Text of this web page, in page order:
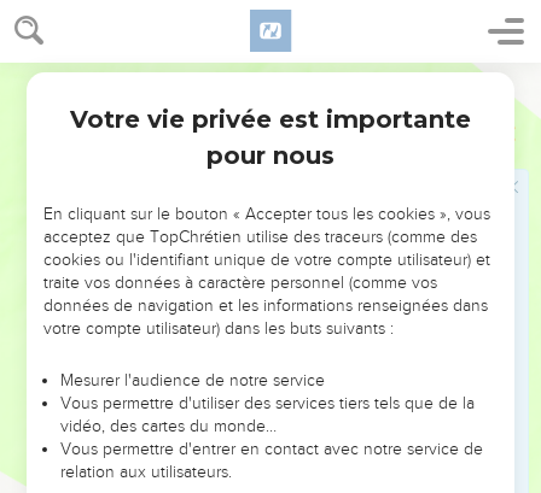
Psaumes 74
rends secs des fleuves toujours pleins d’eau.
Le jour est à toi, la nuit est à toi, toi qui as créé la lune et le
soleil.
Tu as fixé toutes les limites de la terre, et c’est toi qui as
et un peuple stupide méprise ton nom !
Ne livre pas aux bêtes sauvages la vie de ton peuple très
aimé. N’oublie pas pour toujours la vie des malheureux de
ton peuple !
Sois attentif à ton alliance ! Dans les lieux sombres du
pays, des gens se cachent pour agir avec violence.
Ceux qu’on écrase, qu’ils ne reviennent pas couverts de
honte ! Mais que les malheureux et les pauvres chantent ton
Votre vie privée est importante
pour nous
En cliquant sur le bouton « Accepter tous les cookies », vous
acceptez que TopChrétien utilise des traceurs (comme des
cookies ou l'identifiant unique de votre compte utilisateur) et
traite vos données à caractère personnel (comme vos
données de navigation et les informations renseignées dans
votre compte utilisateur) dans les buts suivants :
Mesurer l'audience de notre service
Vous permettre d'utiliser des services tiers tels que de la
vidéo, des cartes du monde…
Vous permettre d'entrer en contact avec notre service de
relation aux utilisateurs.